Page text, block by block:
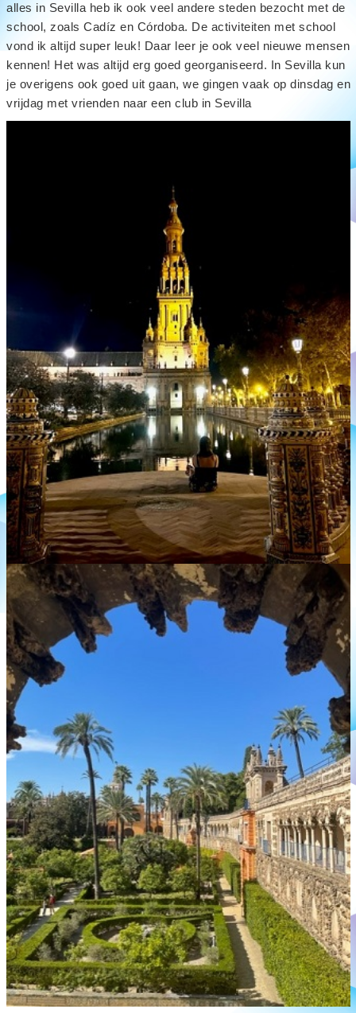
alles in Sevilla heb ik ook veel andere steden bezocht met de
school, zoals Cadíz en Córdoba. De activiteiten met school
vond ik altijd super leuk! Daar leer je ook veel nieuwe mensen
kennen! Het was altijd erg goed georganiseerd. In Sevilla kun
je overigens ook goed uit gaan, we gingen vaak op dinsdag en
vrijdag met vrienden naar een club in Sevilla